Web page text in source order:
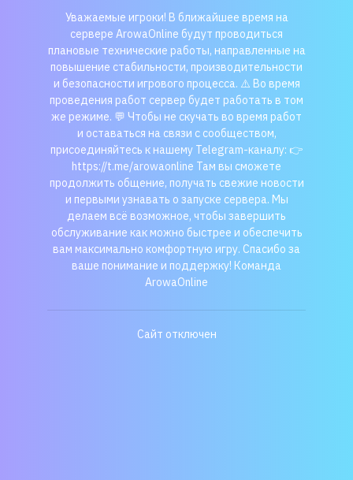
Уважаемые игроки! В ближайшее время на
сервере ArowaOnline будут проводиться
плановые технические работы, направленные на
повышение стабильности, производительности
и безопасности игрового процесса. ⚠️ Во время
проведения работ сервер будет работать в том
же режиме. 💬 Чтобы не скучать во время работ
и оставаться на связи с сообществом,
присоединяйтесь к нашему Telegram-каналу: 👉
https://t.me/arowaonline Там вы сможете
продолжить общение, получать свежие новости
и первыми узнавать о запуске сервера. Мы
делаем всё возможное, чтобы завершить
обслуживание как можно быстрее и обеспечить
вам максимально комфортную игру. Спасибо за
ваше понимание и поддержку! Команда
ArowaOnline
Сайт отключен